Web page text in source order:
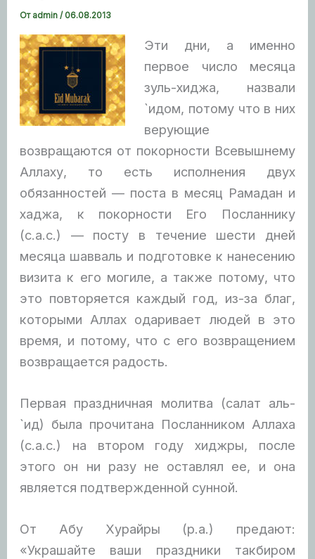
От admin/ 06.08.2013
Эти дни, а именно
первое число месяца
зуль-хиджа, назвали
`идом, потому что в них
верующие
возвращаются от покорности Всевышнему
Аллаху, то есть исполнения двух
обязанностей — поста в месяц Рамадан и
хаджа, к покорности Его Посланнику
(с.а.с.) — посту в течение шести дней
месяца шавваль и подготовке к нанесению
визита к его могиле, а также потому, что
это повторяется каждый год, из-за благ,
которыми Аллах одаривает людей в это
время, и потому, что с его возвращением
возвращается радость.
Первая праздничная молитва (салат аль-
`ид) была прочитана Посланником Аллаха
(с.а.с.) на втором году хиджры, после
этого он ни разу не оставлял ее, и она
является подтвержденной сунной.
От Абу Хурайры (р.а.) предают:
«Украшайте ваши праздники такбиром